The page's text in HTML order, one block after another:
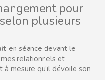
pour
plusieurs
en séance devant le
relationnels et
mesure qu’il dévoile son